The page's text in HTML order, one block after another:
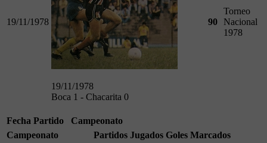
19/11/1978
19/11/1978
Boca 1 - Chacarita 0
90
Torneo
Nacional
1978
Fecha Partido
Campeonato
Campeonato
Partidos Jugados Goles Marcados